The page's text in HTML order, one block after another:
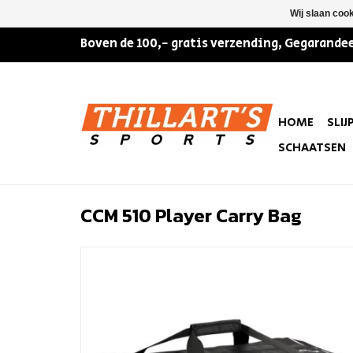
Boven de 100,- gratis verzending,
HOME
SCHAATSEN
CCM 510 Player Carry Bag
Wij slaan